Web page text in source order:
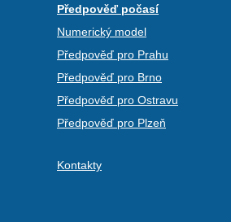
Předpověď počasí
Numerický model
Předpověď pro Prahu
Předpověď pro Brno
Předpověď pro Ostravu
Předpověď pro Plzeň
Kontakty